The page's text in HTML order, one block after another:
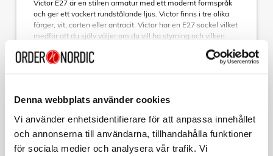
Denna webbplats använder cookies
Vi använder enhetsidentifierare för att anpassa innehållet
och annonserna till användarna, tillhandahålla funktioner
för sociala medier och analysera vår trafik. Vi
Victor E27 är en stilren armatur med ett modernt formspråk
och ger ett vackert rundstålande ljus. Victor finns i tre olika
färger, vit, corten eller antracit. Victor har en E27 sockel vilket
medför att du själv väljer om du vill ha styrning och vilken
Ljusteknisk data
Ljuskälla ingår: Nej
Max: 40W
Läs mer
Varumärke
Tillbehör
PHILIPS